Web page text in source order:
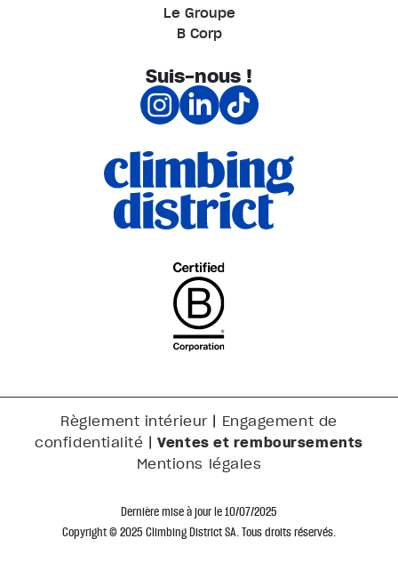
Le Groupe
B Corp
Suis-nous !
Règlement intérieur| Engagement de
confidentialité |Ventes et remboursements
Mentions légales
Dernière mise à jour le 10/07/2025
Copyright © 2025 Climbing District SA. Tous droits réservés.